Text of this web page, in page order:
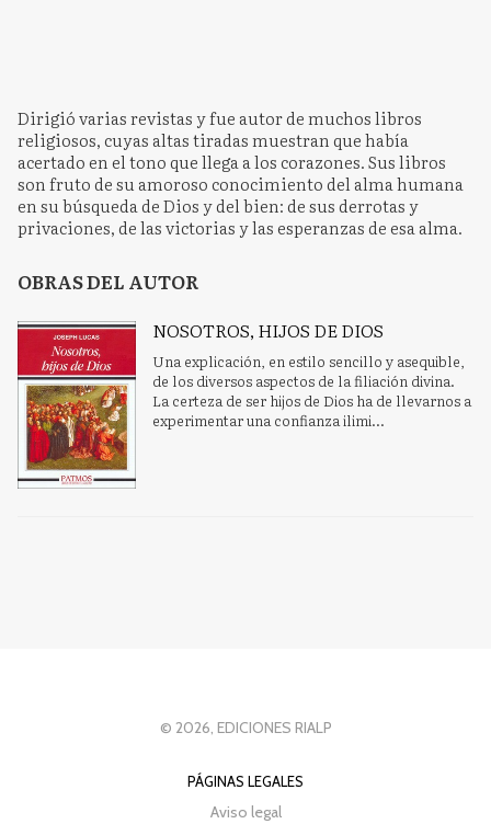
Dirigió varias revistas y fue autor de muchos libros
religiosos, cuyas altas tiradas muestran que había
acertado en el tono que llega a los corazones. Sus libros
son fruto de su amoroso conocimiento del alma humana
en su búsqueda de Dios y del bien: de sus derrotas y
privaciones, de las victorias y las esperanzas de esa alma.
OBRAS DEL AUTOR
NOSOTROS, HIJOS DE DIOS
Una explicación, en estilo sencillo y asequible,
de los diversos aspectos de la filiación divina.
La certeza de ser hijos de Dios ha de llevarnos a
experimentar una confianza ilimi...
© 2026, EDICIONES RIALP
PÁGINAS LEGALES
Aviso legal